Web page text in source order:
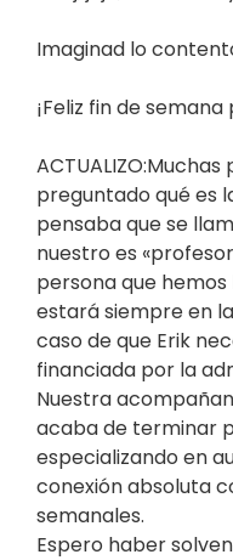
Imaginad lo
¡Feliz fin de
preguntado qué es
pensaba que se
nuestro es
persona que
estará siempre en
caso de que Erik
financiada por la
Nuestra
acaba de terminar
especializando en
conexión absoluta
semanales.
Espero haber